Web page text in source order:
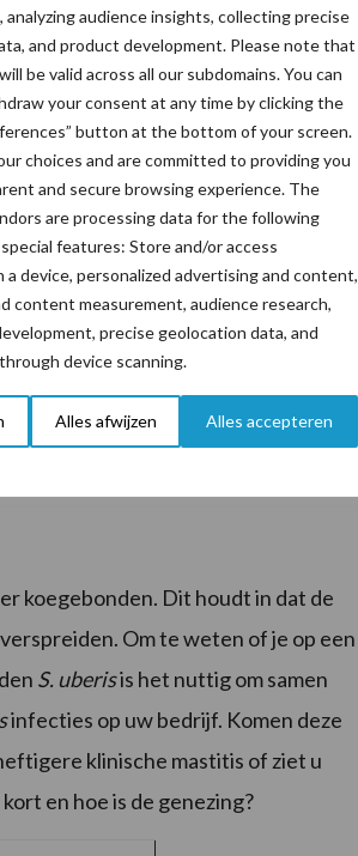
audience insights, collecting precise
and product development. Please note that
be valid across all our subdomains. You can
your consent at any time by clicking the
button at the bottom of your screen.
choices and are committed to providing you
and secure browsing experience. The
are processing data for the following
features: Store and/or access
a device, personalized advertising and content,
content measurement, audience research,
precise geolocation data, and
device scanning.
Alles afwijzen Alles accepteren
voor het typische beeld vanS.
preventieve maatregelen het
zich gedraagt.
koegebonden kiemen niet geheel.
een uier dus vanuit de
handhaven kan de afkalfstal
dat opS. uberisbedrijven de bacterie
looppaden in het algemeen en
zelf is dus van groot belang om
ook in de preventie van
koegebonden. Dit houdt in dat de
Om te weten of je op een
S. uberisis het nuttig om samen
infecties op uw bedrijf. Komen deze
klinische mastitis of ziet u
en hoe is de genezing?